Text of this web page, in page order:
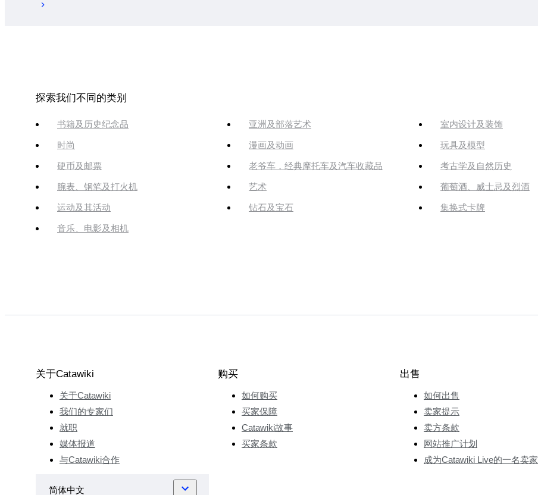
探索我们不同的类别
书籍及历史纪念品 亚洲及部落艺术 室内设计及装饰
时尚 漫画及动画 玩具及模型
硬币及邮票 老爷车，经典摩托车及汽车收藏品 考古学及自然历史
腕表、钢笔及打火机 艺术 葡萄酒、威士忌及烈酒
运动及其活动 钻石及宝石 集换式卡牌
音乐、电影及相机
关于Catawiki
关于Catawiki
我们的专家们
就职
媒体报道
与Catawiki合作
购买
如何购买
买家保障
Catawiki故事
买家条款
出售
如何出售
卖家提示
卖方条款
网站推广计划
成为Catawiki Live的一名卖家